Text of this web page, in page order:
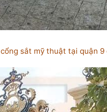
cổng sắt mỹ thuật tại quận 9